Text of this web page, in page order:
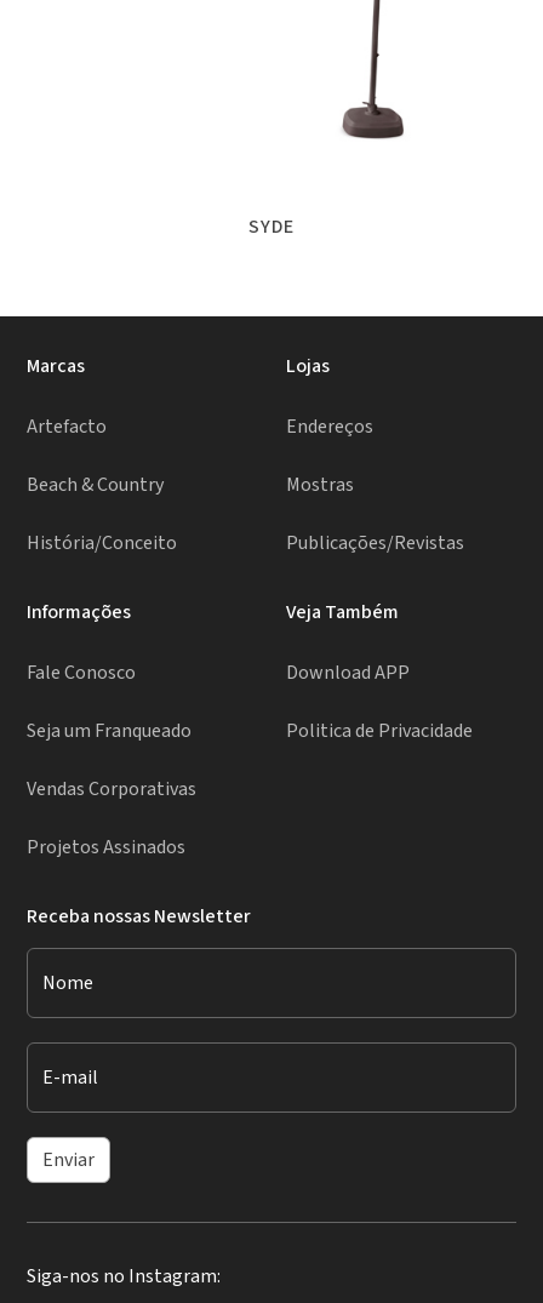
SYDE
Marcas
Artefacto
Beach & Country
História/Conceito
Lojas
Endereços
Mostras
Publicações/Revistas
Informações
Fale Conosco
Seja um Franqueado
Vendas Corporativas
Projetos Assinados
Veja Também
Download APP
Politica de Privacidade
Receba nossas Newsletter
Nome
E-mail
Enviar
Siga-nos no Instagram: